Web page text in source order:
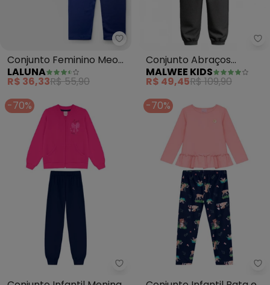
Laluna - Conjunto Feminino
Conjunto Feminino Meow
(Pink)
LALUNA
R$ 36,33R$ 55,90
Conjunto Abraços
Quentinhos em Moletom
(Rosa)
MALWEE KIDS
R$ 49,45R$ 109,90
-70%
Duduka - Conjunto Infantil
-70%